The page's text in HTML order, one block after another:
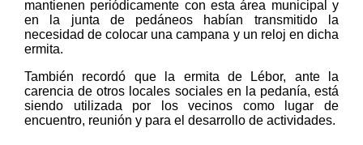
mantienen periódicamente con esta área municipal y
en la junta de pedáneos habían transmitido la
necesidad de colocar una campana y un reloj en dicha
ermita.
También recordó que la ermita de Lébor, ante la
carencia de otros locales sociales en la pedanía, está
siendo utilizada por los vecinos como lugar de
encuentro, reunión y para el desarrollo de actividades.